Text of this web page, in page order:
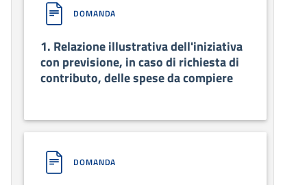
DOMANDA
1. Relazione illustrativa dell'iniziativa
con previsione, in caso di richiesta di
contributo, delle spese da compiere
DOMANDA